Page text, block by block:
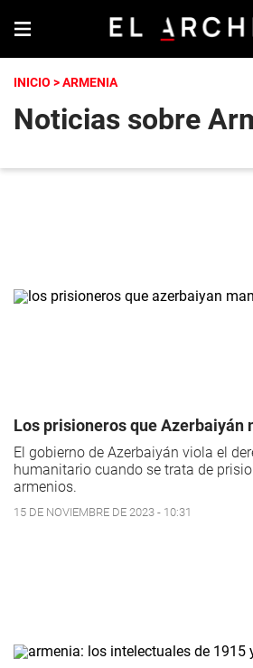
INICIO > ARMENIA
Noticias sobre
Los prisioneros que Azerbaiyán
El gobierno de Azerbaiyán viola el
humanitario cuando se trata de
armenios.
15 DE NOVIEMBRE DE 2023 - 10:31